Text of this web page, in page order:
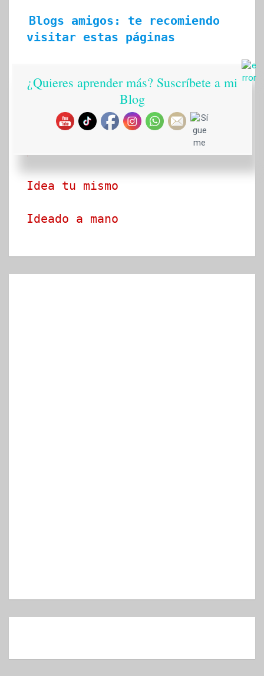
Blogs amigos: te recomiendo
visitar estas páginas
Arte en tus manos con Lili y
Manualidades Street
Idea tu mismo
Ideado a mano
¿Quieres aprender más? Suscríbete a mi
Blog